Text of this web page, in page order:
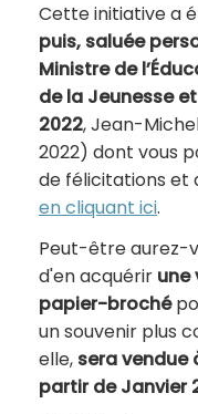
Cette initiative a
puis, saluée
Ministre de
de la Jeunesse
2022, Jean-
2022) dont vous
de félicitations et
en cliquant ici.
Peut-être aurez-
d'en acquérir une
papier-broché
un souvenir plus
elle, sera vendue
partir de Janvier